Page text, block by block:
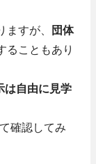
すが、
団体
ることもあり
は自由に見学
確認してみ